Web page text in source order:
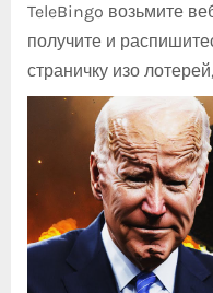
TeleBingo возьмите
получите и
страничку изо